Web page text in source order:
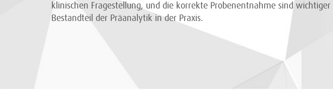
klinischen Fragestellung, und die korrekte Probenentnahme sind wichtiger
Bestandteil der Präanalytik in der Praxis.